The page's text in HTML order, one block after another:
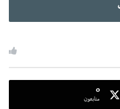
0
متابعون